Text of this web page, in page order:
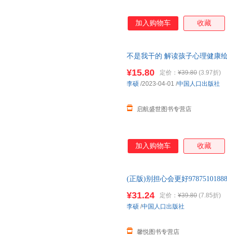
加入购物车 收藏
不是我干的 解读孩子心理健康
¥15.80 定价： ¥39.80 (3.97折)
启航盛世图书专营店
李硕 /2023-04-01 /中国人口出版社
加入购物车 收藏
(正版)别担心会更好
¥31.24 定价： ¥39.80 (7.85折)
馨悦图书专营店
李硕 /中国人口出版社